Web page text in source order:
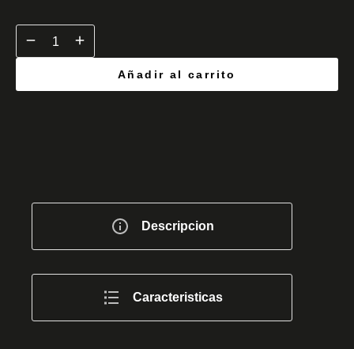
Añadir al carrito
Descripcion
Caracteristicas